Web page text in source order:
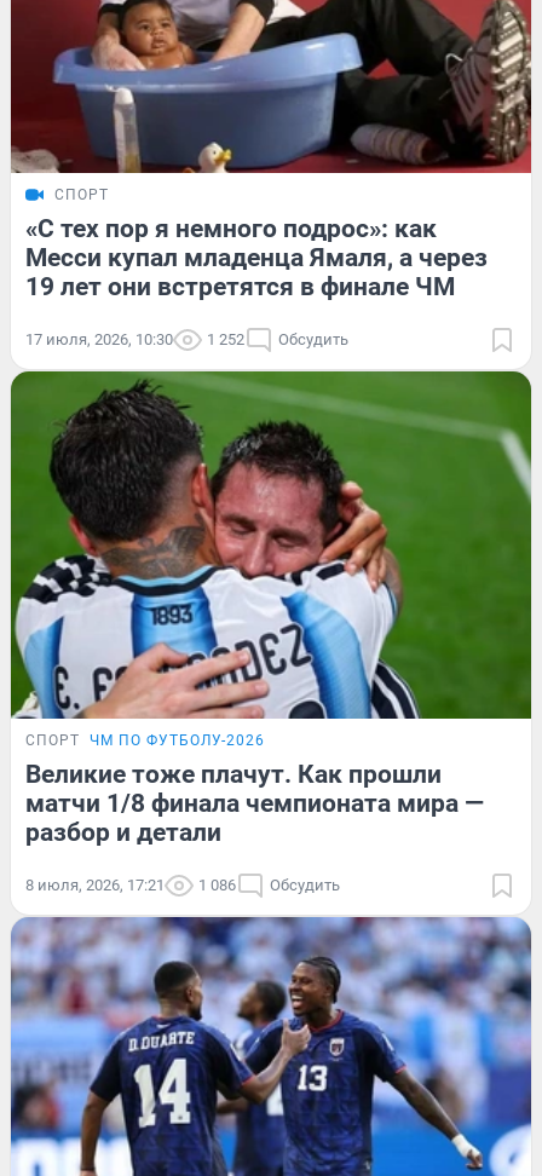
СПОРТ
«С тех пор я немного подрос»: как
Месси купал младенца Ямаля, а через
19 лет они встретятся в финале ЧМ
17 июля, 2026, 10:30 1 252 Обсудить
СПОРТ ЧМ ПО ФУТБОЛУ-2026
Великие тоже плачут. Как прошли
матчи 1/8 финала чемпионата мира —
разбор и детали
8 июля, 2026, 17:21 1 086 Обсудить